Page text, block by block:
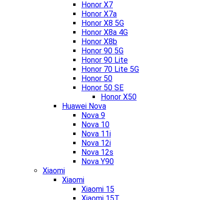
Honor X7
Honor X7a
Honor X8 5G
Honor X8a 4G
Honor X8b
Honor 90 5G
Honor 90 Lite
Honor 70 Lite 5G
Honor 50
Honor 50 SE
Honor X50
Huawei Nova
Nova 9
Nova 10
Nova 11i
Nova 12i
Nova 12s
Nova Y90
Xiaomi
Xiaomi
Xiaomi 15